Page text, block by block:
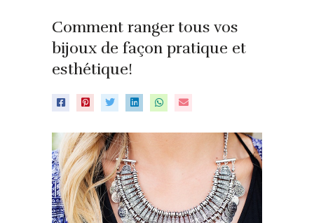
Comment ranger tous vos
bijoux de façon pratique et
esthétique!